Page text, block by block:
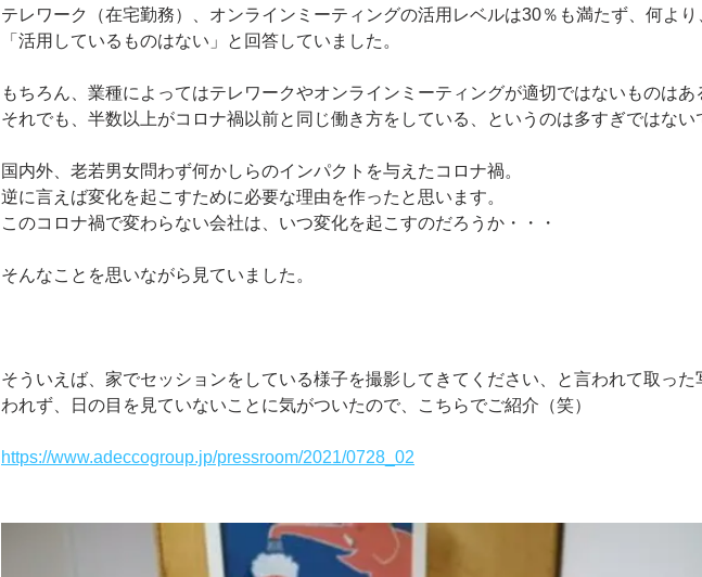
テレワーク（在宅勤務）、オンラインミーティングの活用レベルは30％も満たず、何よ
「活用しているものはない」と回答していました。
もちろん、業種によってはテレワークやオンラインミーティングが適切ではないものはあ
それでも、半数以上がコロナ禍以前と同じ働き方をしている、というのは多すぎではない
国内外、老若男女問わず何かしらのインパクトを与えたコロナ禍。
逆に言えば変化を起こすために必要な理由を作ったと思います。
このコロナ禍で変わらない会社は、いつ変化を起こすのだろうか・・・
そんなことを思いながら見ていました。
そういえば、家でセッションをしている様子を撮影してきてください、と言われて取った
われず、日の目を見ていないことに気がついたので、こちらでご紹介（笑）
https://www.adeccogroup.jp/pressroom/2021/0728_02